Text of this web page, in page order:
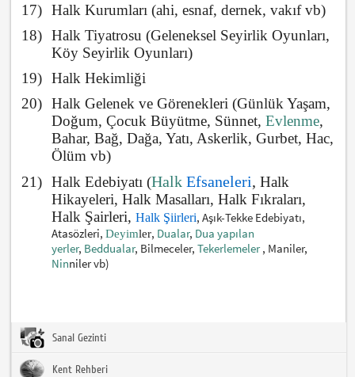
17) Halk Kurumları (ahi, esnaf, dernek, vakıf vb)
18) Halk Tiyatrosu (Geleneksel Seyirlik Oyunları,
Köy Seyirlik Oyunları)
19) Halk Hekimliği
20) Halk Gelenek ve Görenekleri (Günlük Yaşam,
Doğum, Çocuk Büyütme, Sünnet, Evlenme,
Bahar, Bağ, Dağa, Yatı, Askerlik, Gurbet, Hac,
Ölüm vb)
21) Halk Edebiyatı (HalkEfsaneleri, Halk
Hikayeleri, Halk Masalları, Halk Fıkraları,
Halk Şairleri, Halk Şiirleri, Aşık-Tekke Edebiyatı,
Atasözleri, Deyimler, Dualar, Dua yapılan
yerler, Beddualar, Bilmeceler, Tekerlemeler, Maniler,
Ninnilervb)
Sanal Gezinti
Kent Rehberi